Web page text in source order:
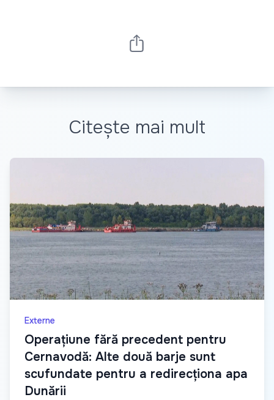
Citește mai mult
Externe
Operațiune fără precedent pentru
Cernavodă: Alte două barje sunt
scufundate pentru a redirecționa apa
Dunării